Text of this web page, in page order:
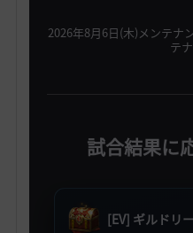
2026年8月6日(木)メンテナ
テ
試合結果に
[EV] ギルドリ